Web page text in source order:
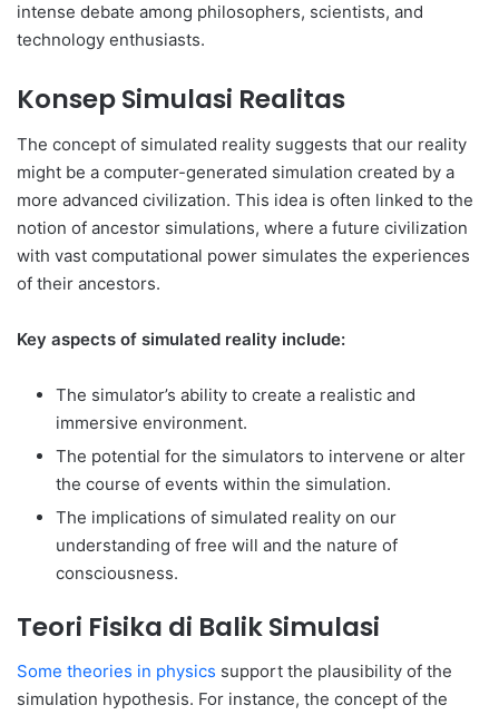
intense debate among philosophers, scientists, and
technology enthusiasts.
Konsep Simulasi Realitas
The concept of simulated reality suggests that our reality
might be a computer-generated simulation created by a
more advanced civilization. This idea is often linked to the
notion of ancestor simulations, where a future civilization
with vast computational power simulates the experiences
of their ancestors.
Key aspects of simulated reality include:
The simulator’s ability to create a realistic and
immersive environment.
The potential for the simulators to intervene or alter
the course of events within the simulation.
The implications of simulated reality on our
understanding of free will and the nature of
consciousness.
Teori Fisika di Balik Simulasi
Some theories in physics support the plausibility of the
simulation hypothesis. For instance, the concept of the